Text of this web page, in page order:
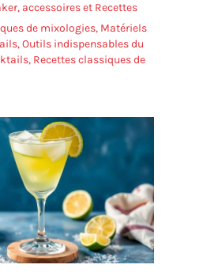
accessoires et Recettes
de mixologies, Matériels
,Outils indispensables du
, Recettes classiques de